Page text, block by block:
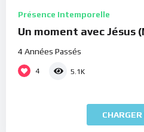
Présence Intemporelle
Un moment avec Jésus
4 Années Passés
4 5.1K